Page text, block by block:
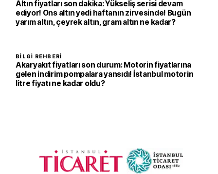
Altın fiyatları son dakika: Yükseliş serisi devam
ediyor! Ons altın yedi haftanın zirvesinde! Bugün
yarım altın, çeyrek altın, gram altın ne kadar?
BILGI REHBERI
Akaryakıt fiyatları son durum: Motorin fiyatlarına
gelen indirim pompalara yansıdı! İstanbul motorin
litre fiyatı ne kadar oldu?